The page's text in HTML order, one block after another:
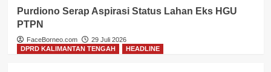
Purdiono Serap Aspirasi Status Lahan Eks HGU
PTPN
FaceBorneo.com
29 Juli 2026
DPRD KALIMANTAN TENGAH
HEADLINE